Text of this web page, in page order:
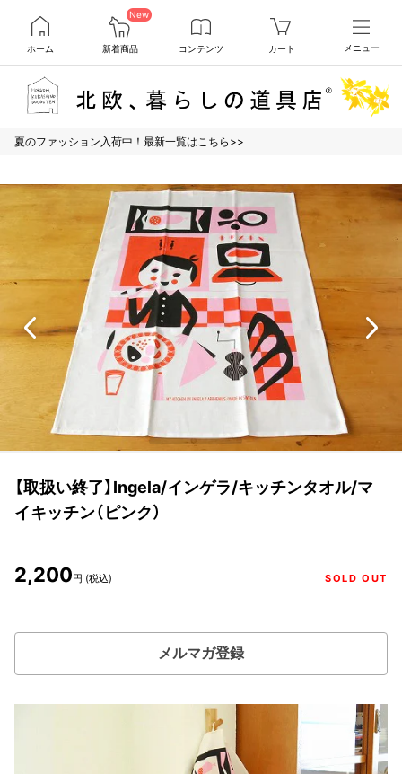
ホーム
New
新着商品 コンテンツ カート メニュー
夏のファッション入荷中！最新一覧はこちら>>
【取扱い終了】Ingela/インゲラ/キッチンタオル/マ
イキッチン（ピンク）
2,200円 (税込) SOLD OUT
メルマガ登録